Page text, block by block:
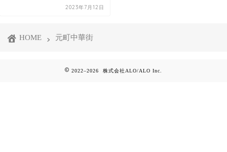
2023年7月12日
HOME 元町中華街
2022–2026 株式会社ALO/ALO Inc.